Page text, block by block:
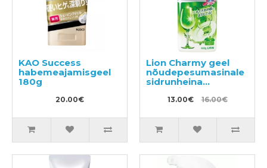
KAO Success
habemeajamisgeel
180g
20.00€
Lion Charmy geel
nõudepesumasinale
sidrunheina
aroomiga 480g
13.00€ 16.00€